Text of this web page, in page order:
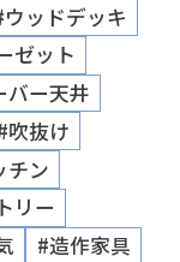
ウッドデッキ
ゼット
バー天井
吹抜け
チン
リー
#造作家具